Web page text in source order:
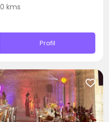
kms
Profil